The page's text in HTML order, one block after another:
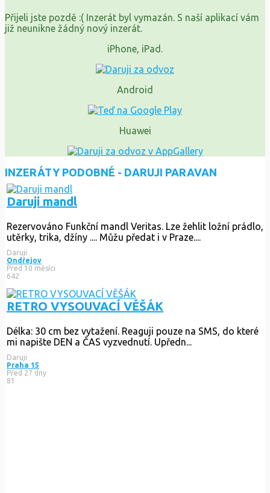
Přijeli jste pozdě :( Inzerát byl vymazán. S naší aplikací vám
již neunikne žádný nový inzerát.
iPhone, iPad.
Android
Huawei
INZERÁTY PODOBNÉ - DARUJI PARAVAN
Daruji mandl
Rezervováno Funkční mandl Veritas. Lze žehlit ložní prádlo,
utěrky, trika, džíny .... Můžu předat i v Praze....
Daruji
Ondřejov
Před 10 měsíci
642
RETRO VYSOUVACÍ VĚŠÁK
Délka: 30 cm bez vytažení. Reaguji pouze na SMS, do které
mi napište DEN a ČAS vyzvednutí. Upředn...
Daruji
Praha 15
Před 27 dny
81